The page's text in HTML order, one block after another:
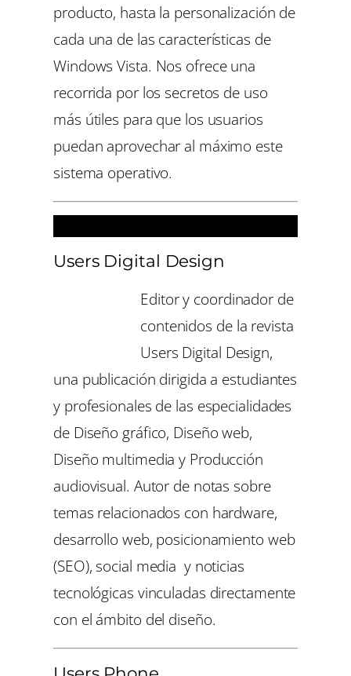
producto, hasta la personalización de
cada una de las características de
Windows Vista. Nos ofrece una
recorrida por los secretos de uso
más útiles para que los usuarios
puedan aprovechar al máximo este
sistema operativo.
Users Digital Design
Editor y coordinador de
contenidos de la revista
Users Digital Design,
una publicación dirigida a estudiantes
y profesionales de las especialidades
de Diseño gráfico, Diseño web,
Diseño multimedia y Producción
audiovisual. Autor de notas sobre
temas relacionados con hardware,
desarrollo web, posicionamiento web
(SEO), social media y noticias
tecnológicas vinculadas directamente
con el ámbito del diseño.